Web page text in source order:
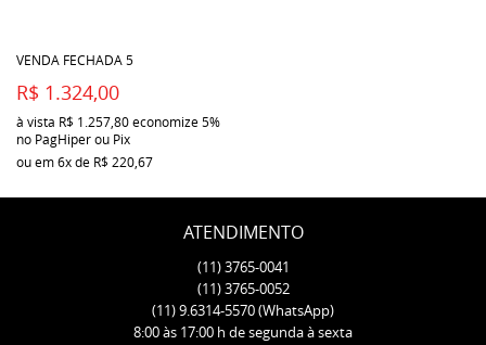
VENDA FECHADA 5
R$ 1.324,00
à vista R$ 1.257,80economize5%
no PagHiper ou Pix
ou em6xde R$ 220,67
ATENDIMENTO
(11)3765-0041
(11)3765-0052
(11)9.6314-5570(WhatsApp)
8:00 às 17:00 h de segunda à sexta